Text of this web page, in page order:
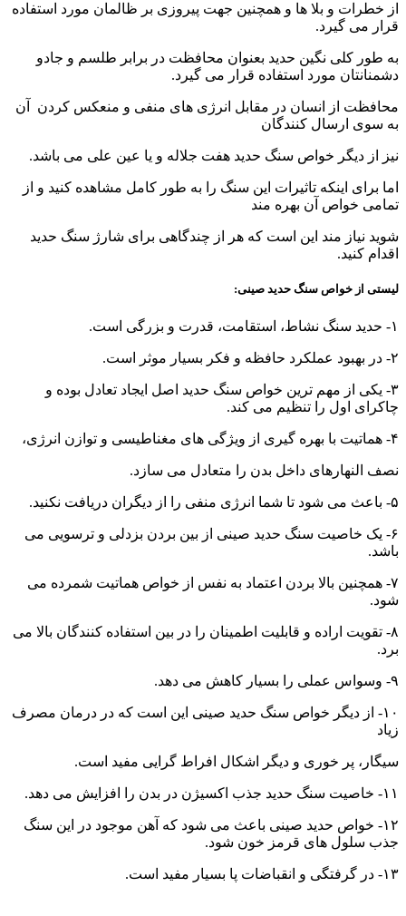
از خطرات و بلا ها و همچنین جهت پیروزی بر ظالمان مورد استفاده
قرار می گیرد.
به طور کلی نگین حدید بعنوان محافظت در برابر طلسم و جادو
دشمنانتان مورد استفاده قرار می گیرد.
محافظت از انسان در مقابل انرژی های منفی و منعکس کردن آن
به سوی ارسال کنندگان
نیز از دیگر خواص سنگ حدید هفت جلاله و یا عین علی می باشد.
اما برای اینکه تاثیرات این سنگ را به طور کامل مشاهده کنید و از
تمامی خواص آن بهره مند
شوید نیاز مند این است که هر از چندگاهی برای شارژ سنگ حدید
اقدام کنید.
لیستی از خواص سنگ حدید صینی:
۱- حدید سنگ نشاط، استقامت، قدرت و بزرگی است.
۲- در بهبود عملکرد حافظه و فکر بسیار موثر است.
۳- یکی از مهم ترین خواص سنگ حدید اصل ایجاد تعادل بوده و
چاکرای اول را تنظیم می کند.
۴- هماتیت با بهره گیری از ویژگی های مغناطیسی و توازن انرژی،
نصف النهارهای داخل بدن را متعادل می سازد.
۵- باعث می شود تا شما انرژی منفی را از دیگران دریافت نکنید.
۶- یک خاصیت سنگ حدید صینی از بین بردن بزدلی و ترسویی می
باشد.
۷- همچنین بالا بردن اعتماد به نفس از خواص هماتیت شمرده می
شود.
۸- تقویت اراده و قابلیت اطمینان را در بین استفاده کنندگان بالا می
برد.
۹- وسواس عملی را بسیار کاهش می دهد.
۱۰- از دیگر خواص سنگ حدید صینی این است که در درمان مصرف
زیاد
سیگار، پر خوری و دیگر اشکال افراط گرایی مفید است.
۱۱- خاصیت سنگ حدید جذب اکسیژن در بدن را افزایش می دهد.
۱۲- خواص حدید صینی باعث می شود که آهن موجود در این سنگ
جذب سلول های قرمز خون شود.
۱۳- در گرفتگی و انقباضات پا بسیار مفید است.